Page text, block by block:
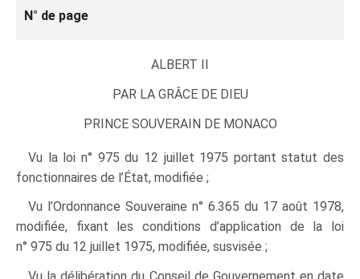
N° de page
ALBERT II
PAR LA GRÂCE DE DIEU
PRINCE SOUVERAIN DE MONACO
Vu la loi n° 975 du 12 juillet 1975 portant statut des
fonctionnaires de l’État, modifiée ;
Vu l’Ordonnance Souveraine n° 6.365 du 17 août 1978,
modifiée, fixant les conditions d’application de la loi
n° 975 du 12 juillet 1975, modifiée, susvisée ;
Vu la délibération du Conseil de Gouvernement en date